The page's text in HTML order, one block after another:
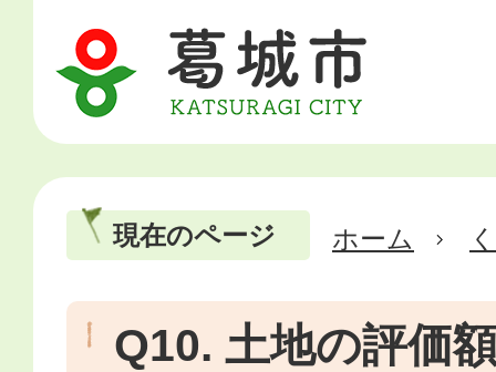
現在のページ ホーム
Q10. 土地の評価